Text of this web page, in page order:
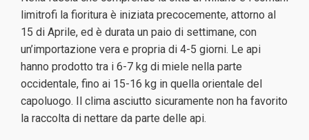
limitrofi la fioritura è iniziata precocemente, attorno al
15 di Aprile, ed è durata un paio di settimane, con
un’importazione vera e propria di 4-5 giorni. Le api
hanno prodotto tra i 6-7 kg di miele nella parte
occidentale, fino ai 15-16 kg in quella orientale del
capoluogo. Il clima asciutto sicuramente non ha favorito
la raccolta di nettare da parte delle api.